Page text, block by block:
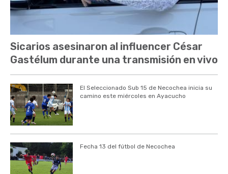
Sicarios asesinaron al influencer César
Gastélum durante una transmisión en vivo
El Seleccionado Sub 15 de Necochea inicia su
camino este miércoles en Ayacucho
Fecha 13 del fútbol de Necochea